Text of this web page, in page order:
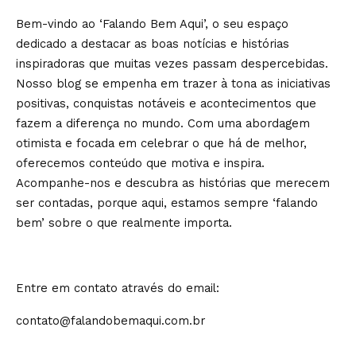
Bem-vindo ao ‘Falando Bem Aqui’, o seu espaço
dedicado a destacar as boas notícias e histórias
inspiradoras que muitas vezes passam despercebidas.
Nosso blog se empenha em trazer à tona as iniciativas
positivas, conquistas notáveis e acontecimentos que
fazem a diferença no mundo. Com uma abordagem
otimista e focada em celebrar o que há de melhor,
oferecemos conteúdo que motiva e inspira.
Acompanhe-nos e descubra as histórias que merecem
ser contadas, porque aqui, estamos sempre ‘falando
bem’ sobre o que realmente importa.
Entre em contato através do email:
contato@falandobemaqui.com.br